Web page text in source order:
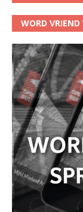
WORD VRIEND